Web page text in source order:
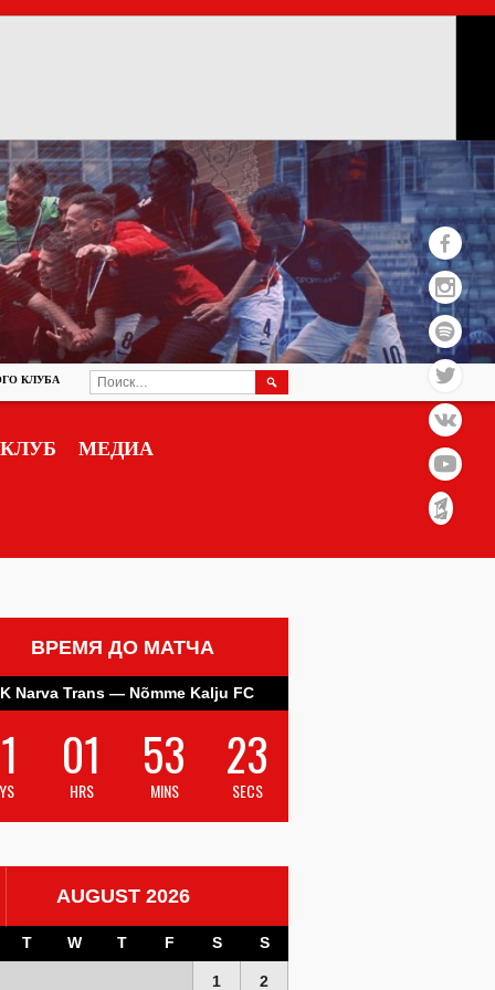
КЛУБА НАЙТИ:
КЛУБ МЕДИА
ВРЕМЯ ДО МАТЧА
Narva Trans — Nõmme Kalju FC
01
HRS
53
MINS
22
SECS
AUGUST 2026
T W T F S S
1 2